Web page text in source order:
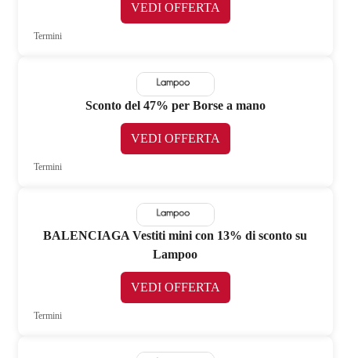
VEDI OFFERTA
Termini
Sconto del 47% per Borse a mano
VEDI OFFERTA
Termini
BALENCIAGA Vestiti mini con 13% di sconto su
Lampoo
VEDI OFFERTA
Termini